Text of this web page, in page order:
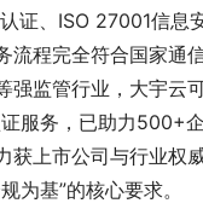
证、ISO 27001信息
流程完全符合国家通
强监管行业，大宇云
服务，已助力500+
获上市公司与行业权
为基”的核心要求。